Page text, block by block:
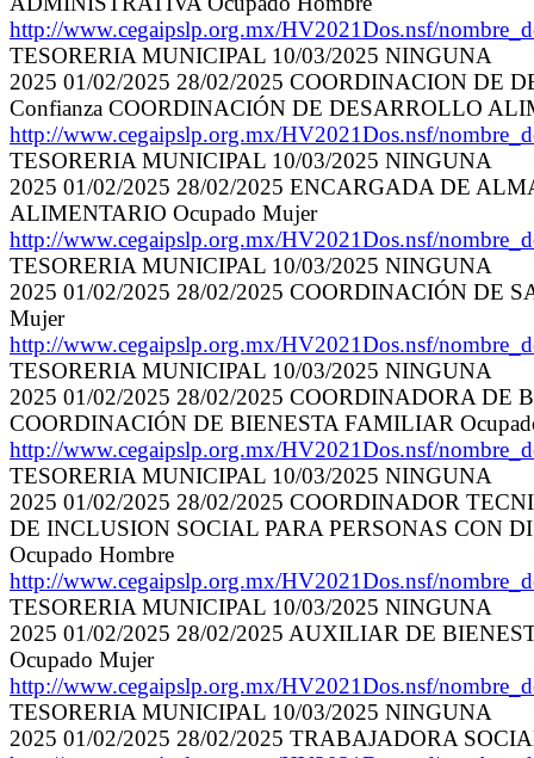
http://www.cegaipslp.org.mx/HV2021Dos.nsf/
TESORERIA MUNICIPAL 10/03/2025 NINGUNA
2025 01/02/2025 28/02/2025 COORDINACION DE
Confianza COORDINACIÓN DE DESARROLLO
http://www.cegaipslp.org.mx/HV2021Dos.nsf/
TESORERIA MUNICIPAL 10/03/2025 NINGUNA
2025 01/02/2025 28/02/2025 ENCARGADA DE
ALIMENTARIO Ocupado Mujer
http://www.cegaipslp.org.mx/HV2021Dos.nsf/
TESORERIA MUNICIPAL 10/03/2025 NINGUNA
2025 01/02/2025 28/02/2025 COORDINACIÓN DE
Mujer
http://www.cegaipslp.org.mx/HV2021Dos.nsf/
TESORERIA MUNICIPAL 10/03/2025 NINGUNA
2025 01/02/2025 28/02/2025 COORDINADORA
COORDINACIÓN DE BIENESTA FAMILIAR
http://www.cegaipslp.org.mx/HV2021Dos.nsf/
TESORERIA MUNICIPAL 10/03/2025 NINGUNA
2025 01/02/2025 28/02/2025 COORDINADOR
DE INCLUSION SOCIAL PARA PERSONAS CON
Ocupado Hombre
http://www.cegaipslp.org.mx/HV2021Dos.nsf/
TESORERIA MUNICIPAL 10/03/2025 NINGUNA
2025 01/02/2025 28/02/2025 AUXILIAR DE
Ocupado Mujer
http://www.cegaipslp.org.mx/HV2021Dos.nsf/
TESORERIA MUNICIPAL 10/03/2025 NINGUNA
2025 01/02/2025 28/02/2025 TRABAJADORA